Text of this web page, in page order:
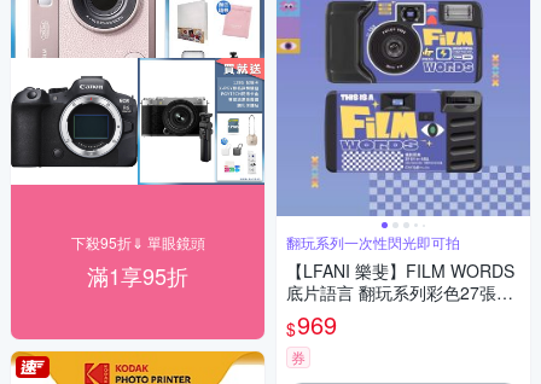
下殺95折⇓ 單眼鏡頭
滿1享95折
翻玩系列一次性閃光即可拍
【LFANI 樂斐】FILM WORDS
底片語言 翻玩系列彩色27張一
次性閃光即可拍相機
$969
券